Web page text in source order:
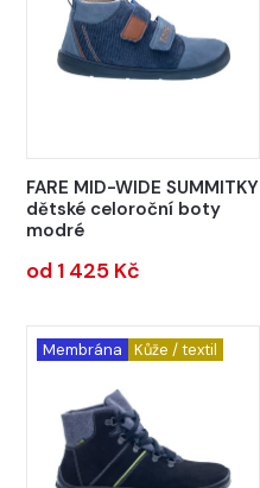
FARE MID-WIDE SUMMITKY
dětské celoroční boty
modré
od 1 425 Kč
Membrána Kůže / textil